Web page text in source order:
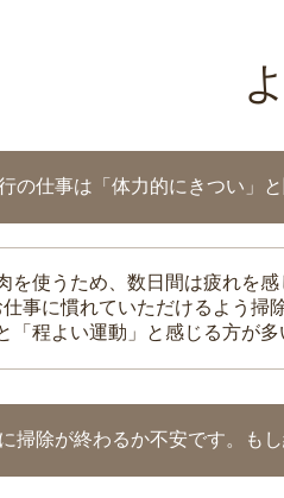
の仕事は「体力的にきつい」
を使うため、数日間は疲れを感
事に慣れていただけるよう掃
「程よい運動」と感じる方が
掃除が終わるか不安です。も